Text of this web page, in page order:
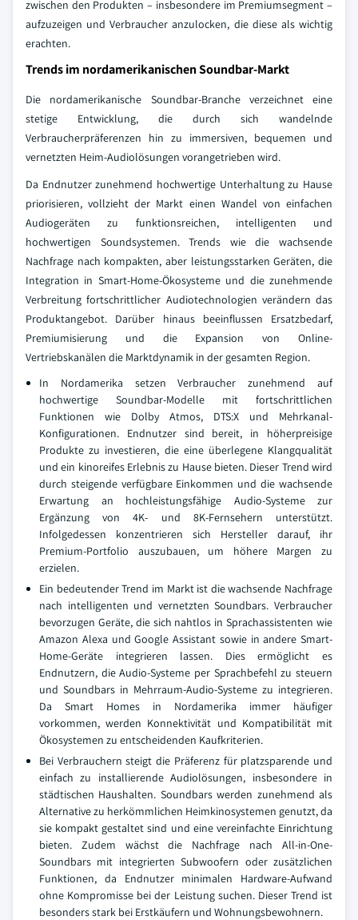
zwischen den Produkten – insbesondere im Premiumsegment –
aufzuzeigen und Verbraucher anzulocken, die diese als wichtig
erachten.
Trends im nordamerikanischen Soundbar-Markt
Die nordamerikanische Soundbar-Branche verzeichnet eine
stetige Entwicklung, die durch sich wandelnde
Verbraucherpräferenzen hin zu immersiven, bequemen und
vernetzten Heim-Audiolösungen vorangetrieben wird.
Da Endnutzer zunehmend hochwertige Unterhaltung zu Hause
priorisieren, vollzieht der Markt einen Wandel von einfachen
Audiogeräten zu funktionsreichen, intelligenten und
hochwertigen Soundsystemen. Trends wie die wachsende
Nachfrage nach kompakten, aber leistungsstarken Geräten, die
Integration in Smart-Home-Ökosysteme und die zunehmende
Verbreitung fortschrittlicher Audiotechnologien verändern das
Produktangebot. Darüber hinaus beeinflussen Ersatzbedarf,
Premiumisierung und die Expansion von Online-
Vertriebskanälen die Marktdynamik in der gesamten Region.
In Nordamerika setzen Verbraucher zunehmend auf
hochwertige Soundbar-Modelle mit fortschrittlichen
Funktionen wie Dolby Atmos, DTS:X und Mehrkanal-
Konfigurationen. Endnutzer sind bereit, in höherpreisige
Produkte zu investieren, die eine überlegene Klangqualität
und ein kinoreifes Erlebnis zu Hause bieten. Dieser Trend wird
durch steigende verfügbare Einkommen und die wachsende
Erwartung an hochleistungsfähige Audio-Systeme zur
Ergänzung von 4K- und 8K-Fernsehern unterstützt.
Infolgedessen konzentrieren sich Hersteller darauf, ihr
Premium-Portfolio auszubauen, um höhere Margen zu
erzielen.
Ein bedeutender Trend im Markt ist die wachsende Nachfrage
nach intelligenten und vernetzten Soundbars. Verbraucher
bevorzugen Geräte, die sich nahtlos in Sprachassistenten wie
Amazon Alexa und Google Assistant sowie in andere Smart-
Home-Geräte integrieren lassen. Dies ermöglicht es
Endnutzern, die Audio-Systeme per Sprachbefehl zu steuern
und Soundbars in Mehrraum-Audio-Systeme zu integrieren.
Da Smart Homes in Nordamerika immer häufiger
vorkommen, werden Konnektivität und Kompatibilität mit
Ökosystemen zu entscheidenden Kaufkriterien.
Bei Verbrauchern steigt die Präferenz für platzsparende und
einfach zu installierende Audiolösungen, insbesondere in
städtischen Haushalten. Soundbars werden zunehmend als
Alternative zu herkömmlichen Heimkinosystemen genutzt, da
sie kompakt gestaltet sind und eine vereinfachte Einrichtung
bieten. Zudem wächst die Nachfrage nach All-in-One-
Soundbars mit integrierten Subwoofern oder zusätzlichen
Funktionen, da Endnutzer minimalen Hardware-Aufwand
ohne Kompromisse bei der Leistung suchen. Dieser Trend ist
besonders stark bei Erstkäufern und Wohnungsbewohnern.